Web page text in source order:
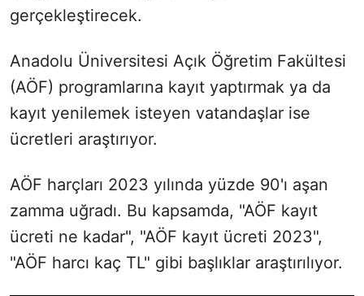
gerçekleştirecek.
Anadolu Üniversitesi Açık Öğretim Fakültesi
(AÖF) programlarına kayıt yaptırmak ya da
kayıt yenilemek isteyen vatandaşlar ise
ücretleri araştırıyor.
AÖF harçları 2023 yılında yüzde 90'ı aşan
zamma uğradı. Bu kapsamda, "AÖF kayıt
ücreti ne kadar", "AÖF kayıt ücreti 2023",
"AÖF harcı kaç TL" gibi başlıklar araştırılıyor.